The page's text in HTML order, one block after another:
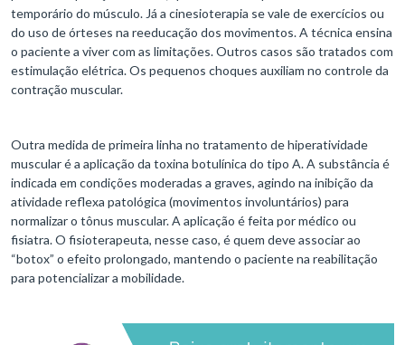
temporário do músculo. Já a cinesioterapia se vale de exercícios ou
do uso de órteses na reeducação dos movimentos. A técnica ensina
o paciente a viver com as limitações. Outros casos são tratados com
estimulação elétrica. Os pequenos choques auxiliam no controle da
contração muscular.
Outra medida de primeira linha no tratamento de hiperatividade
muscular é a aplicação da toxina botulínica do tipo A. A substância é
indicada em condições moderadas a graves, agindo na inibição da
atividade reflexa patológica (movimentos involuntários) para
normalizar o tônus muscular. A aplicação é feita por médico ou
fisiatra. O fisioterapeuta, nesse caso, é quem deve associar ao
“botox” o efeito prolongado, mantendo o paciente na reabilitação
para potencializar a mobilidade.